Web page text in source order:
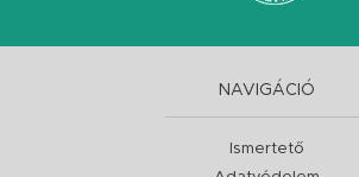
NAVIGÁCIÓ
Ismertető